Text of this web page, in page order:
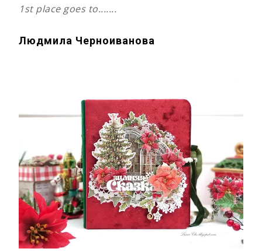
1st place goes to.......
Людмила Черноиванова